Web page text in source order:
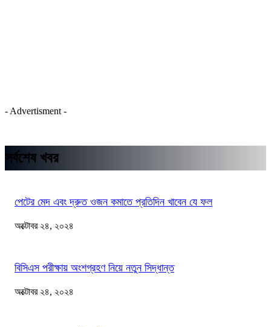
- Advertisment -
সর্বশেষ খবর
পেটের মেদ এবং দ্রুত ওজন কমাতে প্রতিদিন খাবেন যে ফল
অক্টোবর ২৪, ২০২৪
বিসিএস পরীক্ষায় অংশগ্রহণ নিয়ে নতুন সিদ্ধান্ত
অক্টোবর ২৪, ২০২৪